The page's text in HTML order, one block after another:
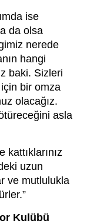
ise
da olsa
nerede
hangi
baki. Sizleri
bir omza
olacağız.
asla
uzun
ve mutlulukla
Kulübü